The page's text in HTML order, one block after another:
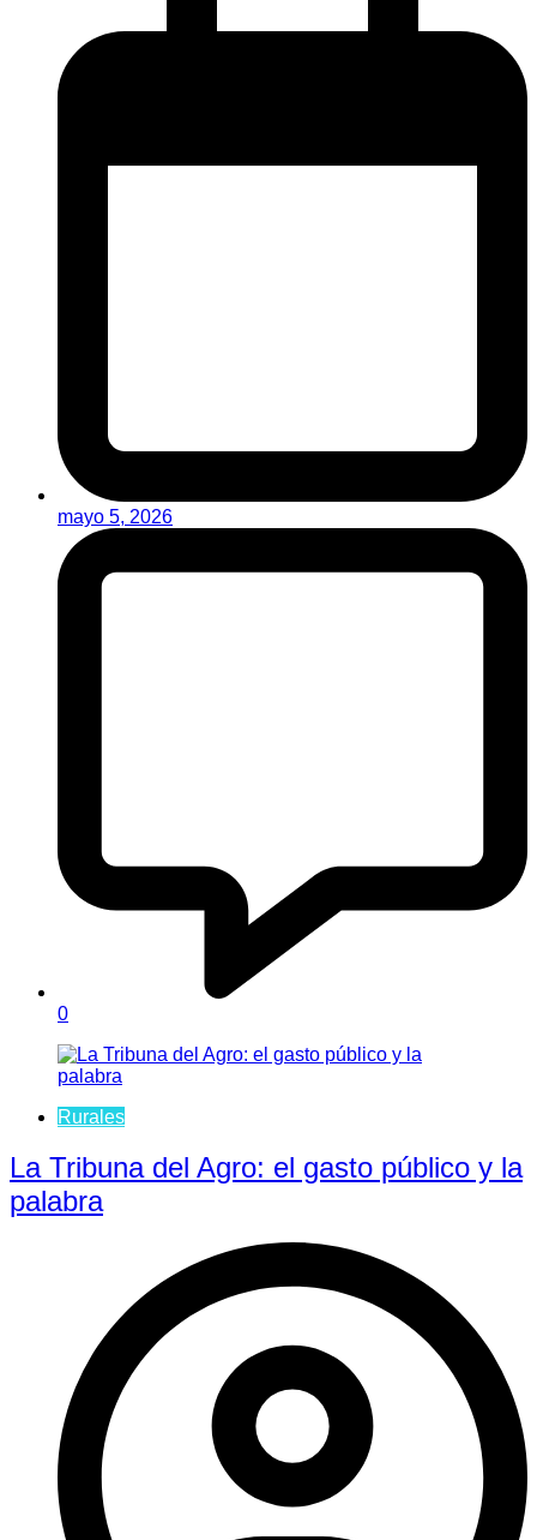
mayo 5, 2026
0
Rurales
La Tribuna del Agro: el gasto público y la
palabra